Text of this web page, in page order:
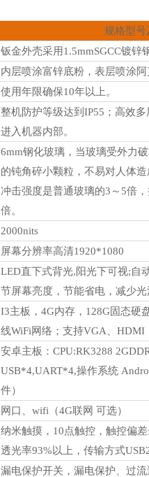
规格型号
钣金外壳采用1.5mmSGCC镀锌
内层喷涂富锌底粉，表层喷涂
使用年限确保10年以上。
整机防护等级达到IP55；高效
进入机器内部。
6mm钢化玻璃，当玻璃受外力
的钝角碎小颗粒，不易对人体
冲击强度是普通玻璃的3～5倍
倍。
2000nits
屏幕分辨率高清1920*1080
LED直下式背光,阳光下可视;自
节屏幕亮度，节能省电，减少
I3主板，4G内存，128G固态硬
线WiFi网络；支持VGA、HDMI
安卓主板：CPU:RK3288
USB*4,UART*4,操作系统
件）
网口、wifi（4G联网 可选）
纳米触摸， 10点触控，触控偏
透光率93%以上，传输方式
漏电保护开关，漏电保护、过